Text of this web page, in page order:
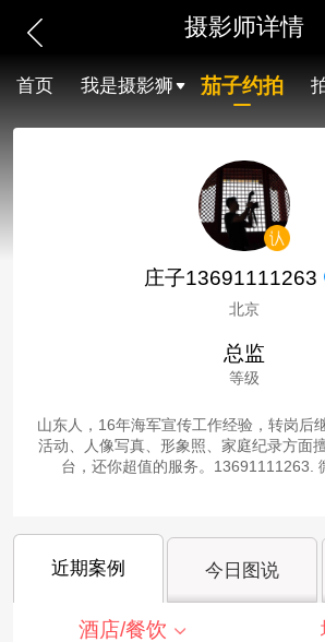
摄影师详情
首页 我是摄影狮 茄子约拍
庄子13691111263
北京
总监
等级
山东人，16年海军宣传工作经验，转岗后
活动、人像写真、形象照、家庭纪录方面
台，还你超值的服务。13691111263.
近期案例 今日图说
酒店/餐饮